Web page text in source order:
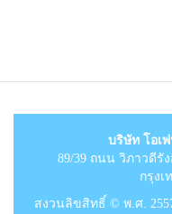
บริษัท โอเ
89/39 ถนน วิภาวดีรั
กรุงเ
สงวนลิขสิทธิ์ © พ.ศ.